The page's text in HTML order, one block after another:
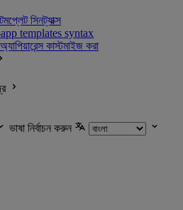
সিনট্যাক্স
templates syntax
কাস্টমাইজ করা
ভাষা নির্বাচন করুন